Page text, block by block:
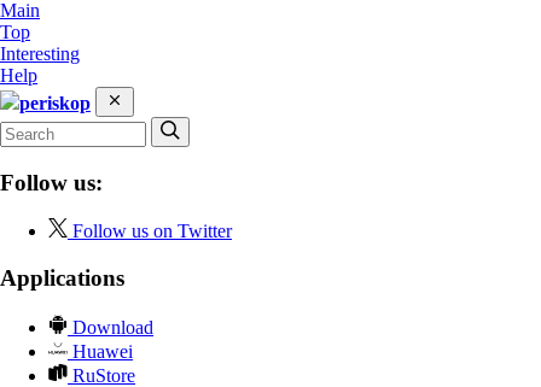
Main
Top
Interesting
Help
periskop
Follow us:
Follow us on Twitter
Applications
Download
Huawei
RuStore